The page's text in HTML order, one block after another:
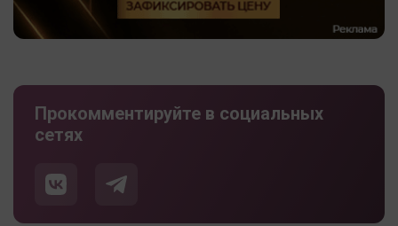
Прокомментируйте в социальных
сетях